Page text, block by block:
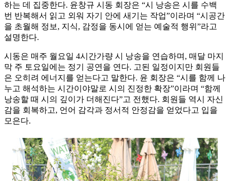
하는 데 집중한다. 윤창규 시동 회장은 “시 낭송은 시를 수백
번 반복해서 읽고 외워 자기 안에 새기는 작업”이라며 “시공간
을 초월해 정보, 지식, 감정을 동시에 얻는 예술적 행위”라고
설명한다.
시동은 매주 월요일 4시간가량 시 낭송을 연습하며, 매달 마지
막 주 토요일에는 정기 공연을 연다. 고된 일정이지만 회원들
은 오히려 에너지를 얻는다고 말한다. 윤 회장은 “시를 함께 나
누고 해석하는 시간이야말로 시의 진정한 확장”이라며 “함께
낭송할 때 시의 깊이가 더해진다”고 전했다. 회원들 역시 자신
감을 회복하고, 언어 감각과 정서적 안정감을 얻었다고 입을
모은다.